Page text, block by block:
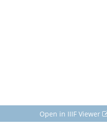
Open in IIIF Viewer